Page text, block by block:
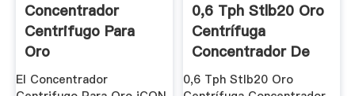
Concentrador
Centrifugo Para
Oro
El Concentrador
0,6 Tph Stlb20 Oro
Centrífuga
Concentrador De
Oro Aluvial ...
0,6 Tph Stlb20 Oro